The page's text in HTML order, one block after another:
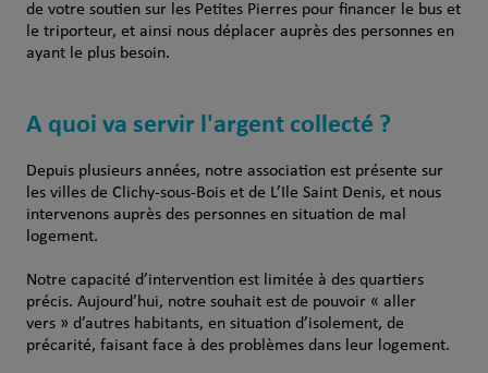
de votre soutien sur les Petites Pierres pour financer le bus et
le triporteur, et ainsi nous déplacer auprès des personnes en
ayant le plus besoin.
A quoi va servir l'argent collecté ?
Depuis plusieurs années, notre association est présente sur
les villes de Clichy-sous-Bois et de L’Ile Saint Denis, et nous
intervenons auprès des personnes en situation de mal
logement.
Notre capacité d’intervention est limitée à des quartiers
précis. Aujourd’hui, notre souhait est de pouvoir « aller
vers » d’autres habitants, en situation d’isolement, de
précarité, faisant face à des problèmes dans leur logement.